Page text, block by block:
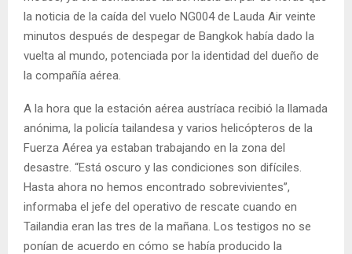
la noticia de la caída del vuelo NG004 de Lauda Air veinte
minutos después de despegar de Bangkok había dado la
vuelta al mundo, potenciada por la identidad del dueño de
la compañía aérea.
A la hora que la estación aérea austríaca recibió la llamada
anónima, la policía tailandesa y varios helicópteros de la
Fuerza Aérea ya estaban trabajando en la zona del
desastre. “Está oscuro y las condiciones son difíciles.
Hasta ahora no hemos encontrado sobrevivientes”,
informaba el jefe del operativo de rescate cuando en
Tailandia eran las tres de la mañana. Los testigos no se
ponían de acuerdo en cómo se había producido la